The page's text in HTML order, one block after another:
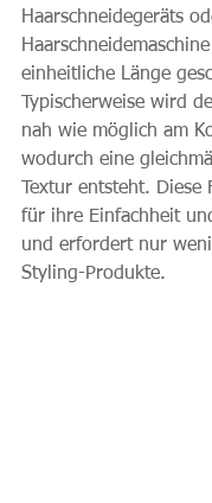
Haarschneidegeräts
einheitliche Länge
Typischerweise wird
nah wie möglich am
wodurch eine
Textur entsteht.
für ihre Einfachheit
und erfordert nur
Styling-Produkte.